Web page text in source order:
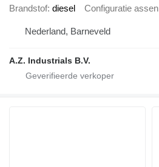
Brandstof diesel Configuratie assen
Nederland, Barneveld
A.Z. Industrials B.V.